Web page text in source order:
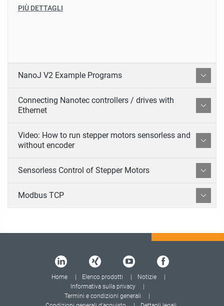
PIÙ DETTAGLI
NanoJ V2 Example Programs
Connecting Nanotec controllers / drives with
Ethernet
Video: How to run stepper motors sensorless and
without encoder
Sensorless Control of Stepper Motors
Modbus TCP
Home Elenco prodotti
Notizie
Informativa sulla privacy
Termini e condizioni generali